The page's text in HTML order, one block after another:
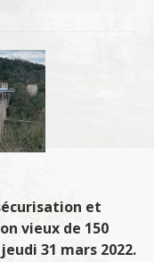
et
vieux de 150
31 mars 2022.